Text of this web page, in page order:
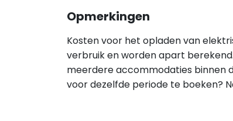
Opmerkingen
Kosten voor het opladen van
verbruik en worden apart
meerdere accommodaties binnen
voor dezelfde periode te boeken?